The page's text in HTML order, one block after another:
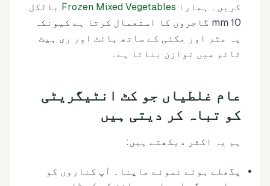
کریں۔ ہمارا Frozen Mixed Vegetables بالکل
10 mm گاجروں کا استعمال کرتا ہے کیونکہ
یہ مٹر اور مکئی کے ساتھ بائٹ اور ری ہیٹ
ٹائم میں توازن بناتا ہے۔
عام غلطیاں جو کٹ انٹیگریٹی
کو تباہ کر دیتی ہیں
ہم یہ اکثر دیکھتے ہیں:
پگھلے ہوئے نمونے ماپنا۔ آپ کناروں کو